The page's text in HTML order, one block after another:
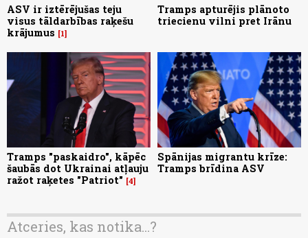
ASV ir iztērējušas teju
visus tāldarbības raķešu
krājumus
1
Tramps apturējis plānoto
triecienu vilni pret Irānu
Tramps "paskaidro", kāpēc
šaubās dot Ukrainai atļauju
ražot raķetes "Patriot" 4
Spānijas migrantu krīze:
Tramps brīdina ASV
Atceries, kas notika...?